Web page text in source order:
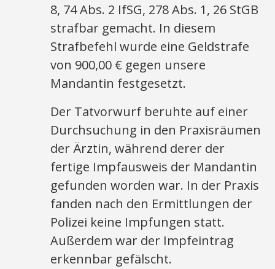
8, 74 Abs. 2 IfSG, 278 Abs. 1, 26 StGB
strafbar gemacht. In diesem
Strafbefehl wurde eine Geldstrafe
von 900,00 € gegen unsere
Mandantin festgesetzt.
Der Tatvorwurf beruhte auf einer
Durchsuchung in den Praxisräumen
der Ärztin, während derer der
fertige Impfausweis der Mandantin
gefunden worden war. In der Praxis
fanden nach den Ermittlungen der
Polizei keine Impfungen statt.
Außerdem war der Impfeintrag
erkennbar gefälscht.